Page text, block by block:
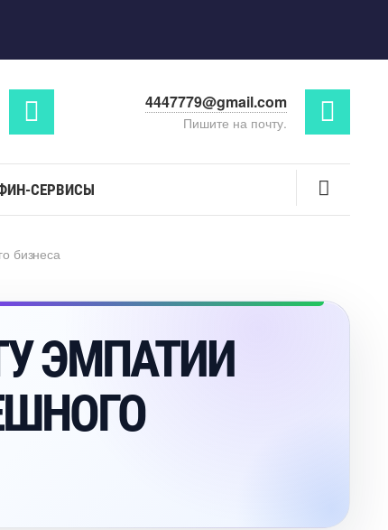
4447779@gmail.com
Пишите на почту.
СЕРВИСЫ
бизнеса
ЭМПАТИИ